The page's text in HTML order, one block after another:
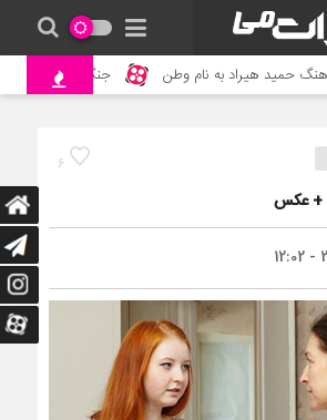
هیراد به نام وطن جنگ و نبرد حیوانات
6
+ عکس